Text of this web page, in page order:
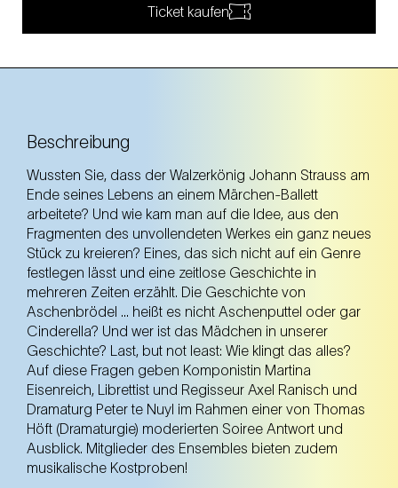
Ticket kaufen
Beschreibung
Wussten Sie, dass der Walzerkönig Johann Strauss am
Ende seines Lebens an einem Märchen-Ballett
arbeitete? Und wie kam man auf die Idee, aus den
Fragmenten des unvollendeten Werkes ein ganz neues
Stück zu kreieren? Eines, das sich nicht auf ein Genre
festlegen lässt und eine zeitlose Geschichte in
mehreren Zeiten erzählt. Die Geschichte von
Aschenbrödel … heißt es nicht Aschenputtel oder gar
Cinderella? Und wer ist das Mädchen in unserer
Geschichte? Last, but not least: Wie klingt das alles?
Auf diese Fragen geben Komponistin Martina
Eisenreich, Librettist und Regisseur Axel Ranisch und
Dramaturg Peter te Nuyl im Rahmen einer von Thomas
Höft (Dramaturgie) moderierten Soiree Antwort und
Ausblick. Mitglieder des Ensembles bieten zudem
musikalische Kostproben!